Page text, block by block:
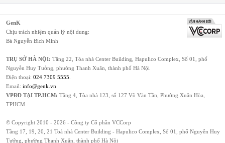
GenK
Chịu trách nhiệm quản lý nội dung:
Bà Nguyễn Bích Minh
TRỤ SỞ HÀ NỘI: Tầng 22, Tòa nhà Center Building, Hapulico Complex, Số 01, phố
Nguyễn Huy Tưởng, phường Thanh Xuân, thành phố Hà Nội
Điện thoại: 024 7309 5555
Email: info@genk.vn
VPĐD TẠI TP.HCM: Tầng 4, Tòa nhà 123, số 127 Võ Văn Tần, Phường Xuân Hòa,
TPHCM
© Copyright 2010 - 2026 - Công ty Cổ phần VCCorp
Tầng 17, 19, 20, 21 Toà nhà Center Building - Hapulico Complex, Số 01, phố Nguyễn Huy
Tưởng, phường Thanh Xuân, thành phố Hà Nội